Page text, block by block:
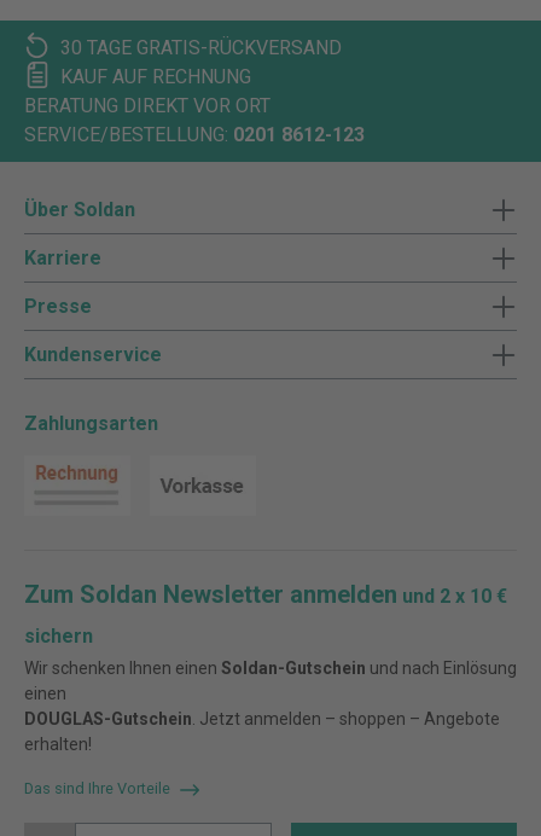
30 TAGE GRATIS-RÜCKVERSAND
KAUF AUF RECHNUNG
BERATUNG DIREKT VOR ORT
SERVICE/BESTELLUNG: 0201 8612-123
Über Soldan
Karriere
Presse
Kundenservice
Zahlungsarten
Zum Soldan Newsletter anmelden und 2 x 10 €
sichern
Wir schenken Ihnen einen Soldan-Gutschein und nach Einlösung
einen
DOUGLAS-Gutschein . Jetzt anmelden – shoppen – Angebote
erhalten!
Das sind Ihre Vorteile